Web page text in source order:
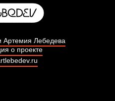
Артемия Лебедева
о проекте